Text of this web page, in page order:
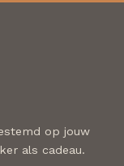
op jouw
als cadeau.